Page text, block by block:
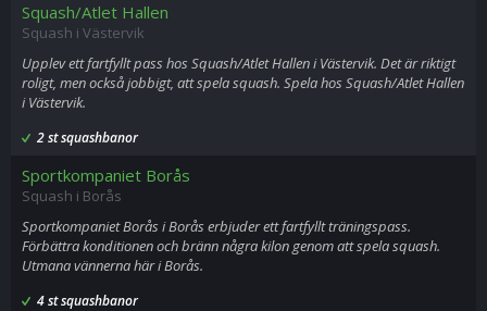
Squash/Atlet Hallen
Squash i Västervik
Upplev ett fartfyllt pass hos Squash/Atlet Hallen i Västervik. Det är riktigt
roligt, men också jobbigt, att spela squash. Spela hos Squash/Atlet Hallen
i Västervik.
2 st squashbanor
Sportkompaniet Borås
Squash i Borås
Sportkompaniet Borås i Borås erbjuder ett fartfyllt träningspass.
Förbättra konditionen och bränn några kilon genom att spela squash.
Utmana vännerna här i Borås.
4 st squashbanor